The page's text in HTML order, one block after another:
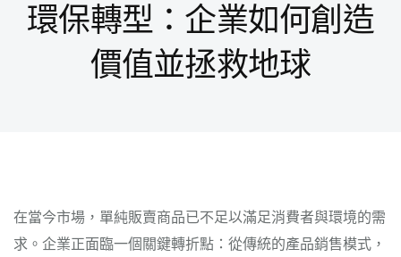
環保轉型：企業如何創造
價值並拯救地球
在當今市場，單純販賣商品已不足以滿足消費者與環境的需
求。企業正面臨一個關鍵轉折點：從傳統的產品銷售模式，